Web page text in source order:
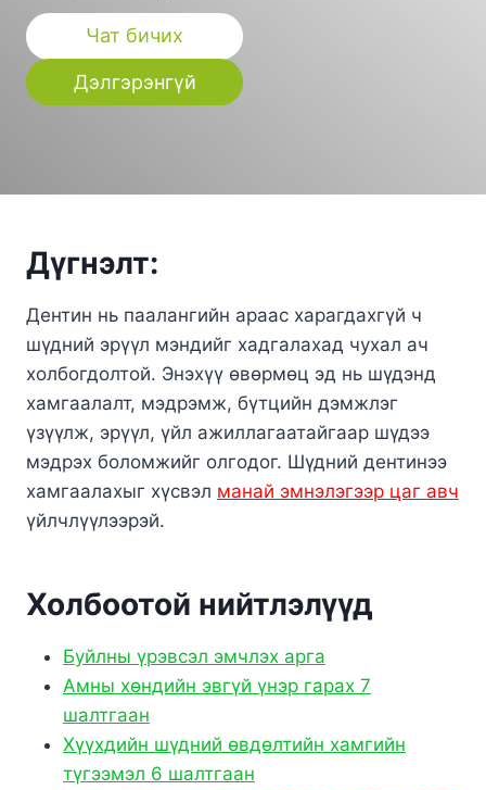
Чат бичих
Дэлгэрэнгүй
Дүгнэлт:
Дентин нь паалангийн араас харагдахгүй ч
шүдний эрүүл мэндийг хадгалахад чухал ач
холбогдолтой. Энэхүү өвөрмөц эд нь шүдэнд
хамгаалалт, мэдрэмж, бүтцийн дэмжлэг
үзүүлж, эрүүл, үйл ажиллагаатайгаар шүдээ
мэдрэх боломжийг олгодог. Шүдний дентинээ
хамгаалахыг хүсвэл манай эмнэлэгээр цаг авч
үйлчлүүлээрэй.
Холбоотой нийтлэлүүд
Буйлны үрэвсэл эмчлэх арга
Амны хөндийн эвгүй үнэр гарах 7
шалтгаан
Хүүхдийн шүдний өвдөлтийн хамгийн
түгээмэл 6 шалтгаан